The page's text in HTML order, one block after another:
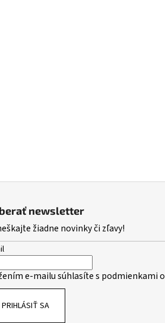
newsletter
žiadne novinky či zľavy!
e-mailu súhlasíte s podmienkami
PRIHLÁSIŤ SA